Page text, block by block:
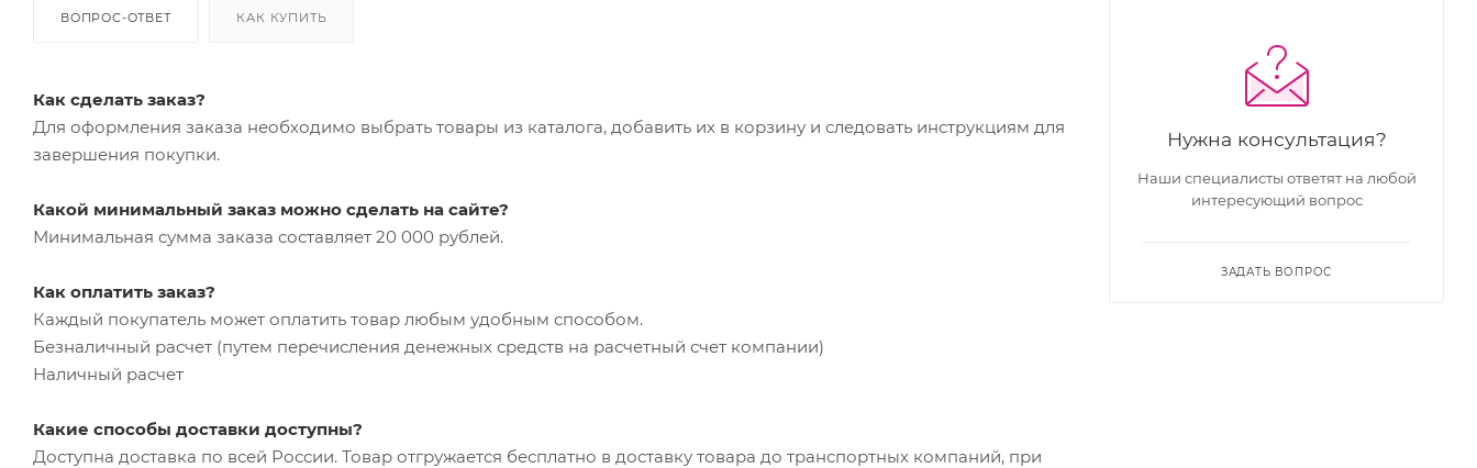
ВОПРОС-ОТВЕТ КАК КУПИТЬ
Как сделать заказ?
Для оформления заказа необходимо выбрать товары из каталога, добавить их в корзину и следовать инструкциям для
завершения покупки.
Какой минимальный заказ можно сделать на сайте?
Минимальная сумма заказа составляет 20 000 рублей.
Как оплатить заказ?
Каждый покупатель может оплатить товар любым удобным способом.
Безналичный расчет (путем перечисления денежных средств на расчетный счет компании)
Наличный расчет
Какие способы доставки доступны?
Доступна доставка по всей России. Товар отгружается бесплатно в доставку товара до транспортных компаний, при
Нужна консультация?
Наши специалисты ответят на любой
интересующий вопрос
ЗАДАТЬ ВОПРОС